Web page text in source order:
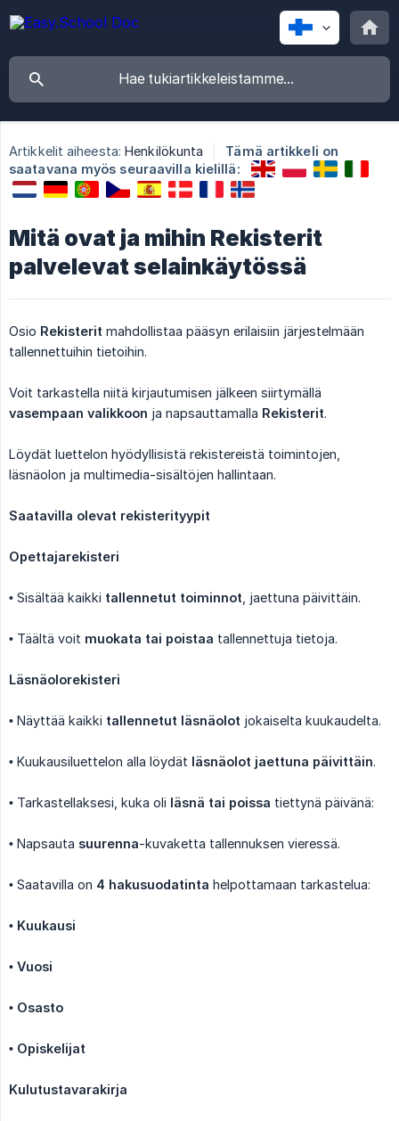
Artikkelit aiheesta: Henkilökunta
Tämä artikkeli on
saatavana myös seuraavilla kielillä:
Mitä ovat ja mihin Rekisterit
palvelevat selainkäytössä
Osio Rekisterit mahdollistaa pääsyn erilaisiin järjestelmään
tallennettuihin tietoihin.
Voit tarkastella niitä kirjautumisen jälkeen siirtymällä
vasempaan valikkoon ja napsauttamalla Rekisterit.
Löydät luettelon hyödyllisistä rekistereistä toimintojen,
läsnäolon ja multimedia-sisältöjen hallintaan.
Saatavilla olevat rekisterityypit
Opettajarekisteri
• Sisältää kaikki tallennetut toiminnot , jaettuna päivittäin.
• Täältä voit muokata tai poistaa tallennettuja tietoja.
Läsnäolorekisteri
• Näyttää kaikki tallennetut läsnäolot jokaiselta kuukaudelta.
• Kuukausiluettelon alla löydät läsnäolot jaettuna päivittäin.
• Tarkastellaksesi, kuka oli läsnä tai poissa tiettynä päivänä:
• Napsauta suurenna-kuvaketta tallennuksen vieressä.
• Saatavilla on 4 hakusuodatinta helpottamaan tarkastelua:
• Kuukausi
• Vuosi
• Osasto
• Opiskelijat
Kulutustavarakirja